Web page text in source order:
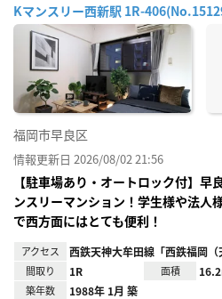
Kマンスリー西新駅 1R-
福岡市早良区
情報更新日 2026/08/02 21:56
【駐車場あり・オートロック付】
ンスリーマンション！学生様や法人
で西方面にはとても便利！
アクセス 西鉄天神大牟田線「西鉄福岡（
間取り 1R 面積
築年数 1988年 1月 築